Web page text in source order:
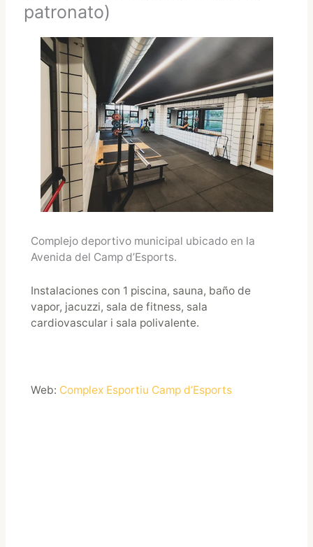
patronato)
Complejo deportivo municipal ubicado en la
Avenida del Camp d’Esports.
Instalaciones con 1 piscina, sauna, baño de
vapor, jacuzzi, sala de fitness, sala
cardiovascular i sala polivalente.
Web: Complex Esportiu Camp d’Esports